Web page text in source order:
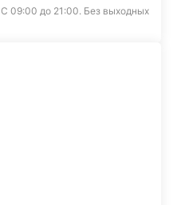
С 09:00 до 21:00. Без выходных